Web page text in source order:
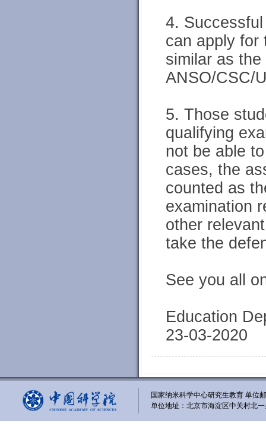
4.
can apply for
similar as
ANSO/CSC/
5. Those
qualifying
not be able
cases, the
counted as
examination
other
take the
See you all
Education
23-03-2020
国家纳米科学中心研究生教育 单位
单位地址：北京市海淀区中关村北